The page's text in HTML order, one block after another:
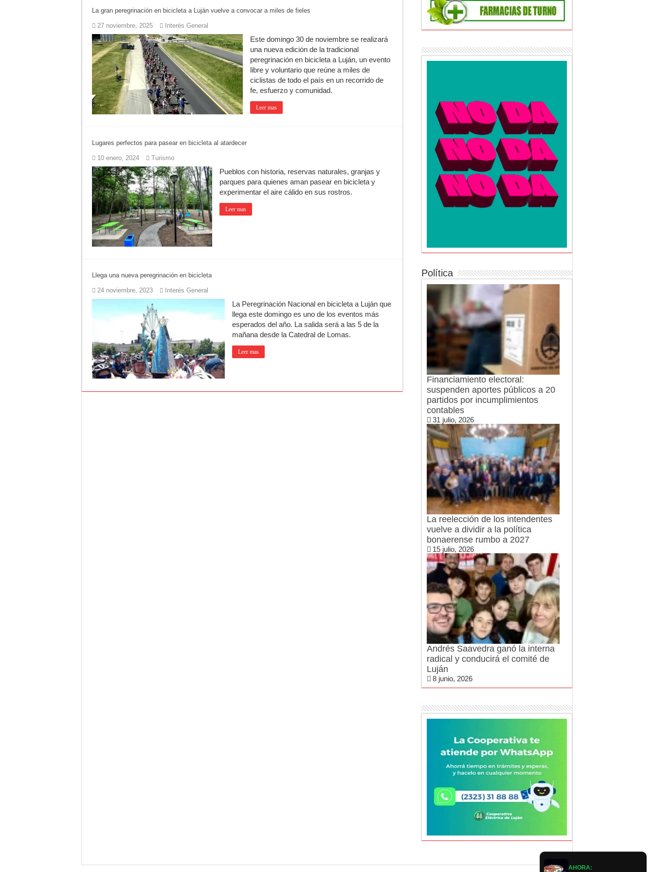
Corte de energía en Olivera: cuándo será y cuánto durará
Detuvieron a la mujer que acompañaba al acusado de balear a un policía en Luján
El pronóstico anticipa una semana que cambiará de golpe en la región
Teatro El Galpón sufrió un robo y pide ayuda
Confirmaron la fecha de la Peregrinación a Luján 2026
INCUCAI implementará una técnica para aumentar los trasplantes de órganos
La gran peregrinación en bicicleta a Luján vuelve a convocar a miles de fieles
27 noviembre, 2025 Interés General
Este domingo 30 de noviembre se realizará
una nueva edición de la tradicional
peregrinación en bicicleta a Luján, un evento
libre y voluntario que reúne a miles de
ciclistas de todo el país en un recorrido de
fe, esfuerzo y comunidad.
Leer mas
Lugares perfectos para pasear en bicicleta al atardecer
10 enero, 2024 Turismo
Pueblos con historia, reservas naturales, granjas y
parques para quienes aman pasear en bicicleta y
experimentar el aire cálido en sus rostros.
Leer mas
Llega una nueva peregrinación en bicicleta
24 noviembre, 2023 Interés General
La Peregrinación Nacional en bicicleta a Luján que
llega este domingo es uno de los eventos más
esperados del año. La salida será a las 5 de la
mañana desde la Catedral de Lomas.
Leer mas
Política
Financiamiento electoral:
suspenden aportes públicos a 20
partidos por incumplimientos
contables
31 julio, 2026
La reelección de los intendentes
vuelve a dividir a la política
bonaerense rumbo a 2027
15 julio, 2026
Andrés Saavedra ganó la interna
radical y conducirá el comité de
Luján
8 junio, 2026
AHORA: